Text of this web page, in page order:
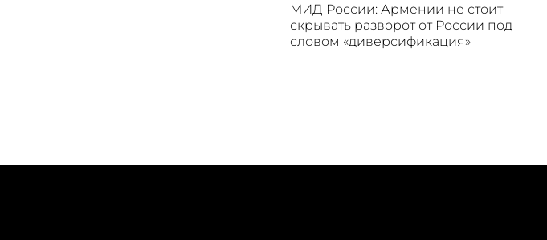
МИД России: Армении не стоит
скрывать разворот от России под
словом «диверсификация»